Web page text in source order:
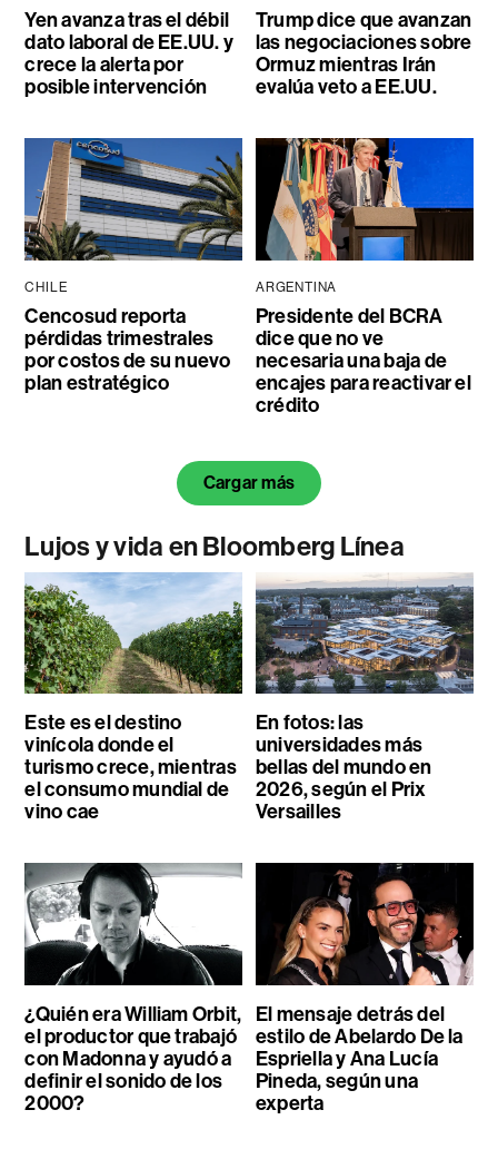
Yen avanza tras el débil
dato laboral de EE.UU. y
crece la alerta por
posible intervención
Trump dice que avanzan
las negociaciones sobre
Ormuz mientras Irán
evalúa veto a EE.UU.
CHILE
Cencosud reporta
pérdidas trimestrales
por costos de su nuevo
plan estratégico
ARGENTINA
Presidente del BCRA
dice que no ve
necesaria una baja de
encajes para reactivar el
crédito
Cargar más
Lujos y vida en Bloomberg Línea
Este es el destino
vinícola donde el
turismo crece, mientras
el consumo mundial de
vino cae
En fotos: las
universidades más
bellas del mundo en
2026, según el Prix
Versailles
¿Quién era William Orbit,
el productor que trabajó
con Madonna y ayudó a
definir el sonido de los
2000?
El mensaje detrás del
estilo de Abelardo De la
Espriella y Ana Lucía
Pineda, según una
experta